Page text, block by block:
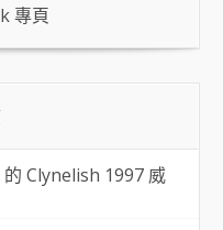
專頁
的 Clynelish 1997 威